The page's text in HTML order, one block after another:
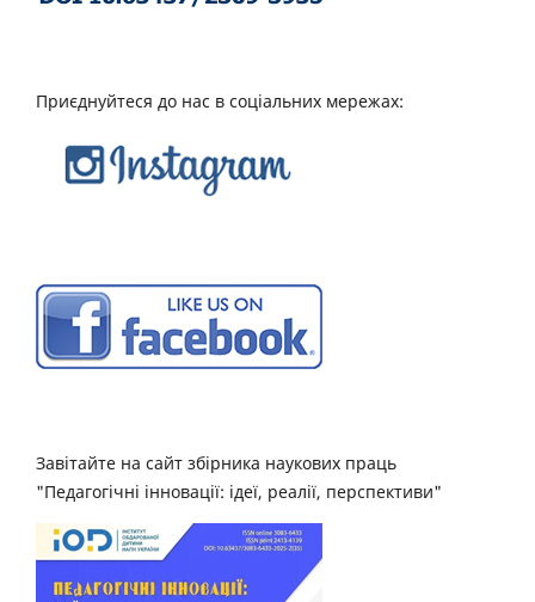
Приєднуйтеся до нас в соціальних мережах:
Завітайте на сайт збірника наукових праць
"Педагогічні інновації: ідеї, реалії, перспективи"